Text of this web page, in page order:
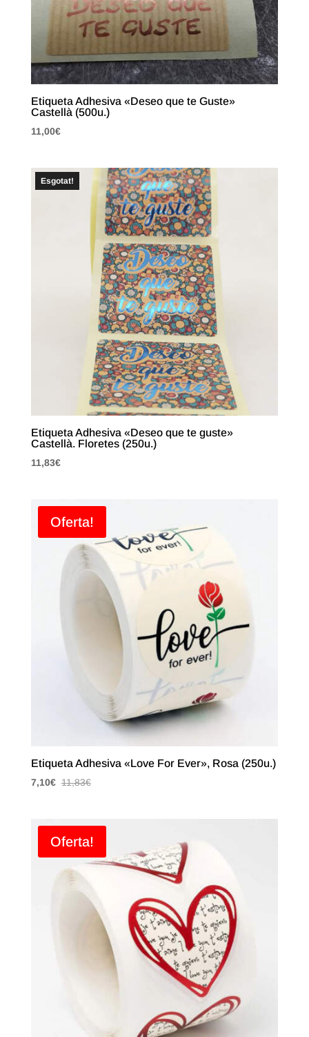
Etiqueta Adhesiva «Deseo que te Guste»
Castellà (500u.)
11,00€
Esgotat!
Etiqueta Adhesiva «Deseo que te guste»
Castellà. Floretes (250u.)
11,83€
Oferta!
Etiqueta Adhesiva «Love For Ever», Rosa (250u.)
7,10€ 11,83€
Oferta!